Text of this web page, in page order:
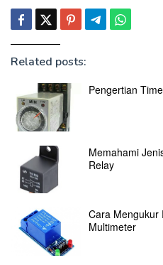
Related posts:
Pengertian
Memahami
Relay
Cara Mengukur
Multimeter